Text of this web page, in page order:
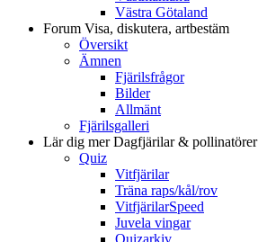
Västra Götaland
Forum Visa, diskutera, artbestäm
Översikt
Ämnen
Fjärilsfrågor
Bilder
Allmänt
Fjärilsgalleri
Lär dig merDagfjärilar & pollinatörer
Quiz
Vitfjärilar
Träna raps/kål/rov
VitfjärilarSpeed
Juvela vingar
Quizarkiv